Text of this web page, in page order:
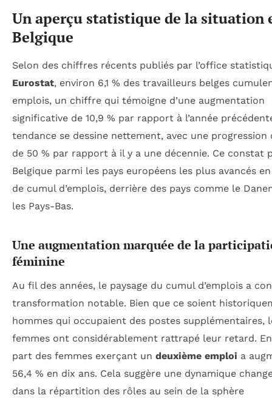
Un aperçu statistique de la situation
Belgique
Selon des chiffres récents publiés par l’office
Eurostat, environ 6,1 % des travailleurs belges
emplois, un chiffre qui témoigne d’une augmentation
significative de 10,9 % par rapport à l’année
tendance se dessine nettement, avec une progression
de 50 % par rapport à il y a une décennie. Ce constat
Belgique parmi les pays européens les plus avancés
de cumul d’emplois, derrière des pays comme le
les Pays-Bas.
Une augmentation marquée de la
féminine
Au fil des années, le paysage du cumul d’emplois a
transformation notable. Bien que ce soient
hommes qui occupaient des postes supplémentaires,
femmes ont considérablement rattrapé leur retard.
part des femmes exerçant un deuxième emploi a
56,4 % en dix ans. Cela suggère une dynamique
dans la répartition des rôles au sein de la sphère